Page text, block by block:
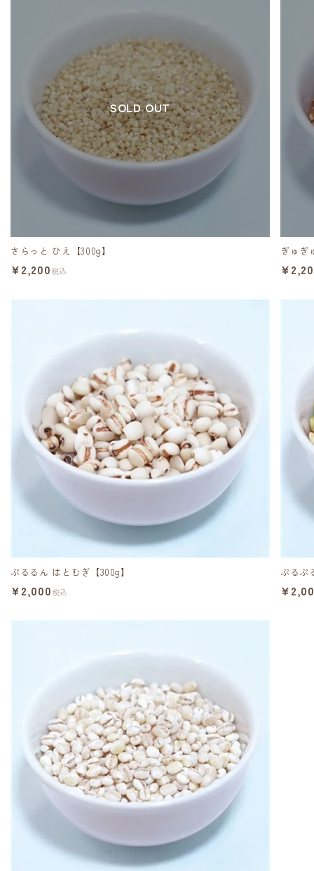
SOLD OUT
さらっと ひえ【300g】
¥2,200税込
ぎゅぎ
ぷるるん はとむぎ【300g】
¥2,000税込
ぷるぷ